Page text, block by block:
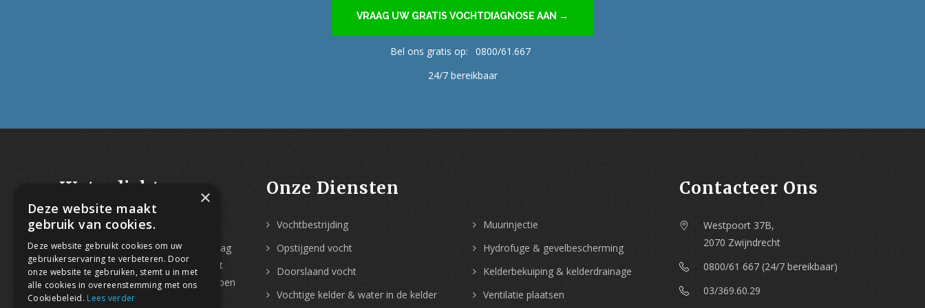
VRAAG UW GRATIS VOCHTDIAGNOSE AAN →
Bel ons gratis op:
0800/61.667
24/7 bereikbaar
Waterdicht-
Vochtbestrijding
Metmeer dan 30 jaar ervaring
mag
Water-Dicht zich gerust vakspecialist
in vochtbestrijding noemen. Wij hebben
eenruime expertise voor elk
Onze Diensten
Vochtbestrijding
Opstijgend vocht
Doorslaand vocht
Vochtige kelder & water in de kelder
Muurinjectie
Hydrofuge & gevelbescherming
Kelderbekuiping & kelderdrainage
Ventilatie plaatsen
Contacteer Ons
Westpoort 37B,
2070 Zwijndrecht
0800/61 667 (24/7 bereikbaar)
03/369.60.29
×
Deze website maakt
gebruik van cookies.
Deze website gebruikt cookies om uw
gebruikerservaring te verbeteren. Door
onze website te gebruiken, stemt u in met
alle cookies in overeenstemming met ons
Cookiebeleid. Lees verder